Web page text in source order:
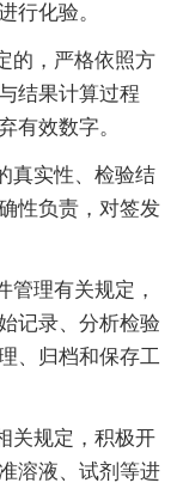
行化验。
的，严格依照方
结果计算过程
有效数字。
真实性、检验结
性负责，对签发
管理有关规定，
记录、分析检验
、归档和保存工
关规定，积极开
溶液、试剂等进